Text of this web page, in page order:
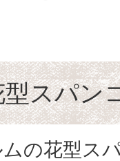
スパン
の花型ス